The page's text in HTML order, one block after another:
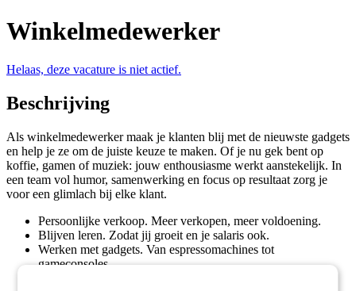
Winkelmedewerker
Helaas, deze vacature is niet actief.
Beschrijving
Als winkelmedewerker maak je klanten blij met de nieuwste gadgets
en help je ze om de juiste keuze te maken. Of je nu gek bent op
koffie, gamen of muziek: jouw enthousiasme werkt aanstekelijk. In
een team vol humor, samenwerking en focus op resultaat zorg je
voor een glimlach bij elke klant.
Persoonlijke verkoop. Meer verkopen, meer voldoening.
Blijven leren. Zodat jij groeit en je salaris ook.
Werken met gadgets. Van espressomachines tot
gameconsoles.